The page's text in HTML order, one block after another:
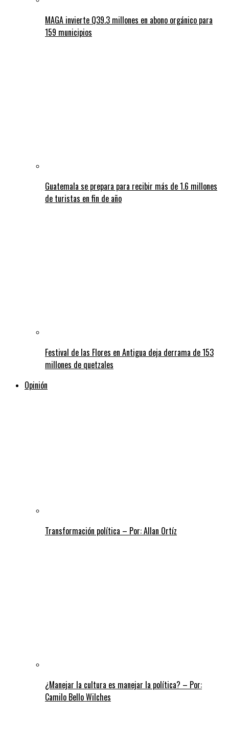
MAGA invierte Q39.3 millones en abono orgánico para
159 municipios
Guatemala se prepara para recibir más de 1.6 millones
de turistas en fin de año
Festival de las Flores en Antigua deja derrama de 153
millones de quetzales
Opinión
Transformación política – Por: Allan Ortíz
¿Manejar la cultura es manejar la política? – Por:
Camilo Bello Wilches